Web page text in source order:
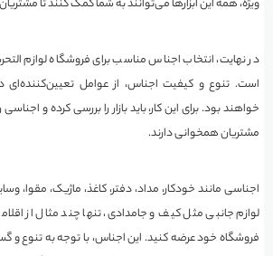
ویژه، همه این ابزارها می‌توانند به شما کمک کنند تا
در نهایت، انتخاب اجناس مناسب برای فروشگاه لوازم
است. تنوع و کیفیت اجناس، از عوامل
خواهند بود. برای این کار، باید بازار را بررسی کرده و
مشتریان همخوانی دارند.
اجناسی مانند خودکار، مداد، دفتر، کاغذ، ماژیک، مقوا،
لوازم جانبی مثل کیف و جامدادی، تنها چند مثال از
فروشگاه خود عرضه کنید. این اجناس، با توجه به تنوع و